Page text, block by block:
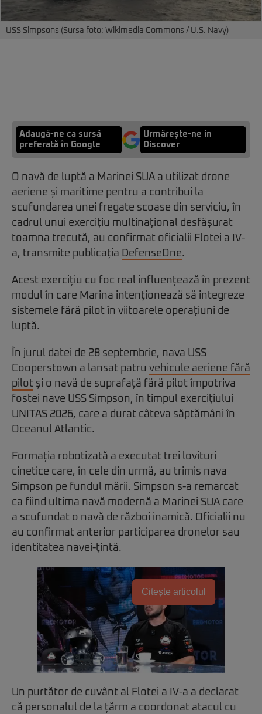
USS Simpsons (Sursa foto: Wikimedia Commons / U.S. Navy)
Adaugă-ne ca sursă
preferată în Google
Urmărește-ne in
Discover
O navă de luptă a Marinei SUA a utilizat drone
aeriene și maritime pentru a contribui la
scufundarea unei fregate scoase din serviciu, în
cadrul unui exercițiu multinațional desfășurat
toamna trecută, au confirmat oficialii Flotei a IV-
a, transmite publicația DefenseOne.
Acest exercițiu cu foc real influențează în prezent
modul în care Marina intenționează să integreze
sistemele fără pilot în viitoarele operațiuni de
luptă.
În jurul datei de 28 septembrie, nava USS
Cooperstown a lansat patru vehicule aeriene fără
pilot și o navă de suprafață fără pilot împotriva
fostei nave USS Simpson, în timpul exercițiului
UNITAS 2026, care a durat câteva săptămâni în
Oceanul Atlantic.
Formația robotizată a executat trei lovituri
cinetice care, în cele din urmă, au trimis nava
Simpson pe fundul mării. Simpson s-a remarcat
ca fiind ultima navă modernă a Marinei SUA care
a scufundat o navă de război inamică. Oficialii nu
au confirmat anterior participarea dronelor sau
identitatea navei-țintă.
Citește articolul
Un purtător de cuvânt al Flotei a IV-a a declarat
că personalul de la țărm a coordonat atacul cu